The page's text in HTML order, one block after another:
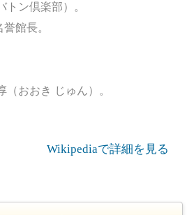
トン倶楽部）。
館長。
おおき じゅん）。
Wikipediaで詳細を見る